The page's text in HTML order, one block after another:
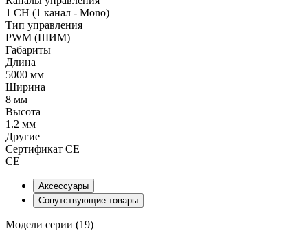
1 CH (1 канал - Mono)
Тип управления
PWM (ШИМ)
Габариты
Длина
5000 мм
Ширина
8 мм
Высота
1.2 мм
Другие
Сертификат CE
CE
Аксессуары
Сопутствующие товары
Модели серии (19)